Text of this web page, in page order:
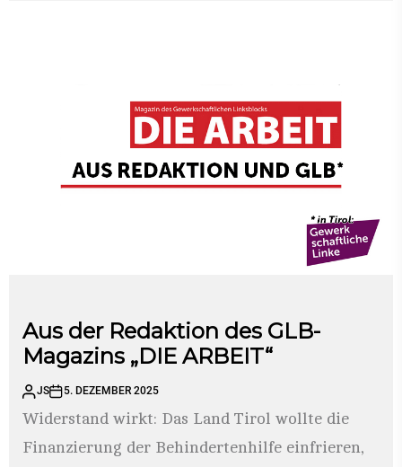
Aus der Redaktion des GLB-
Magazins „DIE ARBEIT“
JS 5. DEZEMBER 2025
Widerstand wirkt: Das Land Tirol wollte die
Finanzierung der Behindertenhilfe einfrieren,